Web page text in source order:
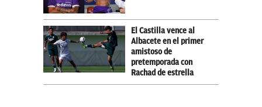
El Castilla vence al
Albacete en el primer
amistoso de
pretemporada con
Rachad de estrella